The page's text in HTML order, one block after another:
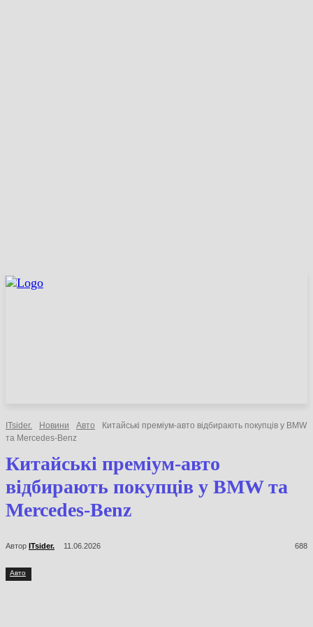
ITsider. Новини Авто
Китайські преміум-авто відбирають покупців у BMW
та Mercedes-Benz
Китайські преміум-авто
відбирають покупців у BMW та
Mercedes-Benz
Автор ITsider. 11.06.2026 688
Авто